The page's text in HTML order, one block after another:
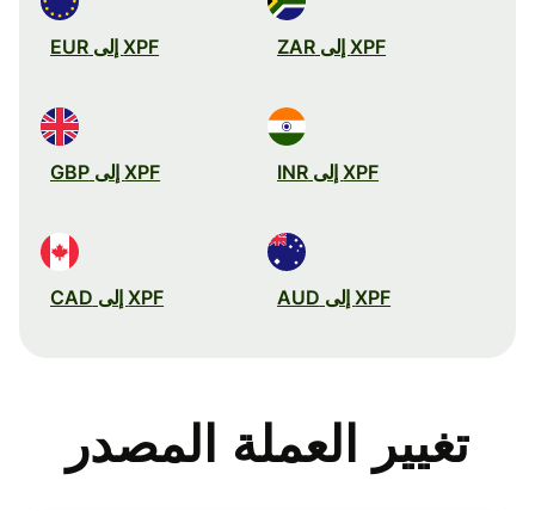
XPF إلى ZAR XPF إلى EUR
XPF إلى INR XPF إلى GBP
XPF إلى AUD XPF إلى CAD
تغيير العملة المصدر